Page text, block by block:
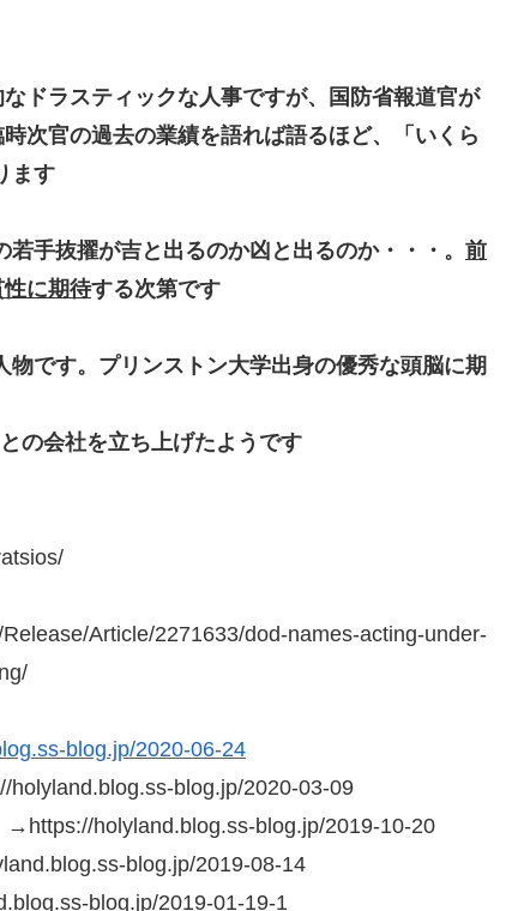
ドラスティックな人事ですが、国防省報道官が
次官の過去の業績を語れば語るほど、「いくら
ます
若手抜擢が吉と出るのか凶と出るのか・・・。 前
に期待する次第です
です。プリンストン大学出身の優秀な頭脳に期
の会社を立ち上げたようです
Article/2271633/dod-names-acting-under-
blog.jp/2020-06-24
holyland.blog.ss-blog.jp/2020-03-09
→https://holyland.blog.ss-blog.jp/2019-10-20
blog.jp/2019-08-14
blog.jp/2019-01-19-1